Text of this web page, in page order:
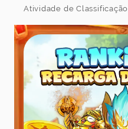
Atividade de Classificação